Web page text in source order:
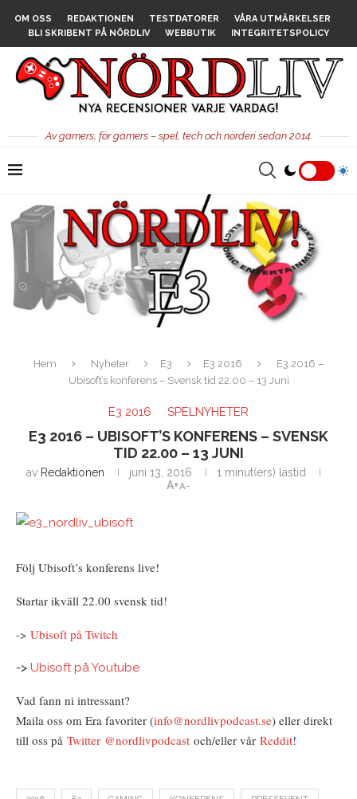
OM OSS REDAKTIONEN TESTDATORER
VÅRA UTMÄRKELSER
BLI SKRIBENT PÅ NÖRDLIV
WEBBUTIK INTEGRITETSPOLICY
Av gamers, för gamers – spel, tech och nörderi sedan 2014.
Hem Nyheter E3 E3 2016
E3 2016 –
Ubisoft’s konferens – Svensk tid 22.00 – 13 Juni
E3 2016 SPELNYHETER
E3 2016 – UBISOFT’S KONFERENS – SVENSK
TID 22.00 – 13 JUNI
av Redaktionen juni 13, 2016
1 minut(ers) lästid
A+A-
Följ Ubisoft’s konferens live!
Startar ikväll 22.00 svensk tid!
-> Ubisoft på Twitch
-> Ubisoft på Youtube
Vad fann ni intressant?
Maila oss om Era favoriter (info@nordlivpodcast.se) eller direkt
till oss på Twitter @nordlivpodcast och/eller vår Reddit!